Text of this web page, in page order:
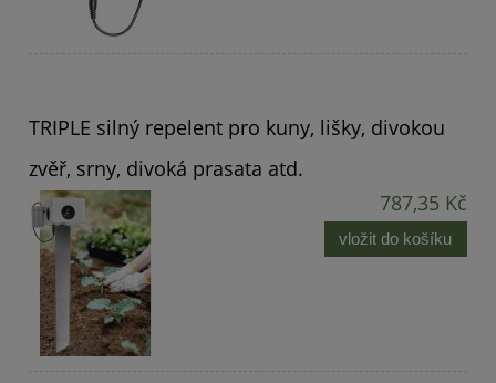
TRIPLE silný repelent pro kuny, lišky, divokou
zvěř, srny, divoká prasata atd.
787,35 Kč
vložit do košíku